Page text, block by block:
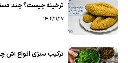
ترخینه چیست؟ چند
1402/11/17
ترکیب سبزی انواع آش